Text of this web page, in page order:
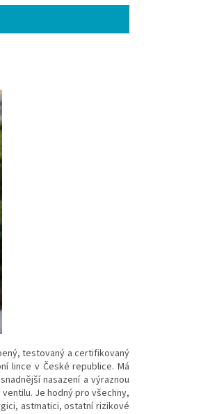
testovaný a certifikovaný
lince v České republice. Má
nasazení a výraznou
Je hodný pro všechny,
astmatici, ostatní rizikové